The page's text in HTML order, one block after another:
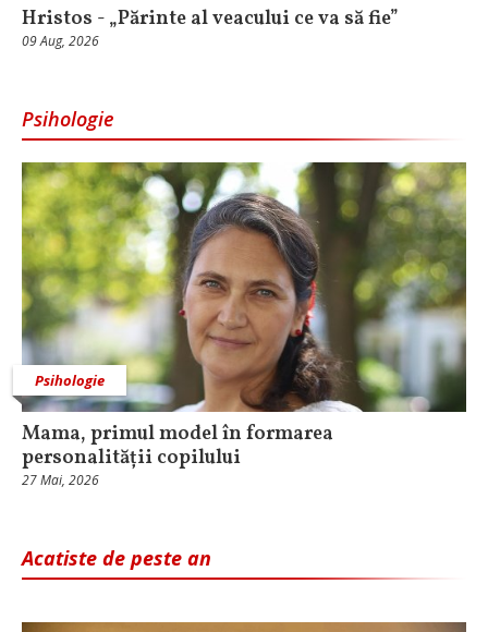
Hristos - „Părinte al veacului ce va să fie”
09 Aug, 2026
Psihologie
Psihologie
Mama, primul model în formarea
personalității copilului
27 Mai, 2026
Acatiste de peste an